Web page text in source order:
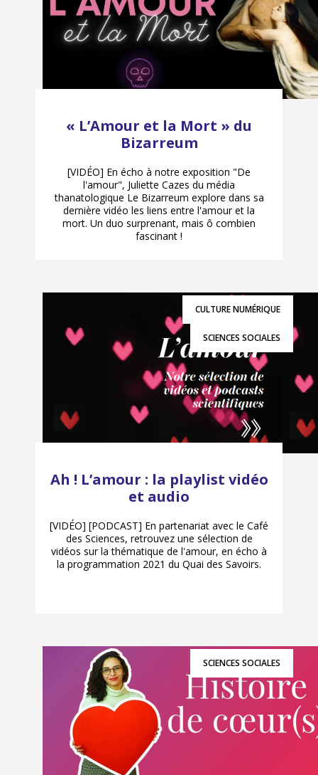
« L’Amour et la Mort » du
Bizarreum
[VIDÉO] En écho à notre exposition "De
l'amour", Juliette Cazes du média
thanatologique Le Bizarreum explore dans sa
dernière vidéo les liens entre l'amour et la
mort. Un duo surprenant, mais ô combien
fascinant !
CULTURE NUMÉRIQUE
SCIENCES SOCIALES
Ah ! L’amour : la playlist vidéo
et audio
[VIDÉO] [PODCAST] En partenariat avec le Café
des Sciences, retrouvez une sélection de
vidéos sur la thématique de l'amour, en écho à
la programmation 2021 du Quai des Savoirs.
SCIENCES SOCIALES